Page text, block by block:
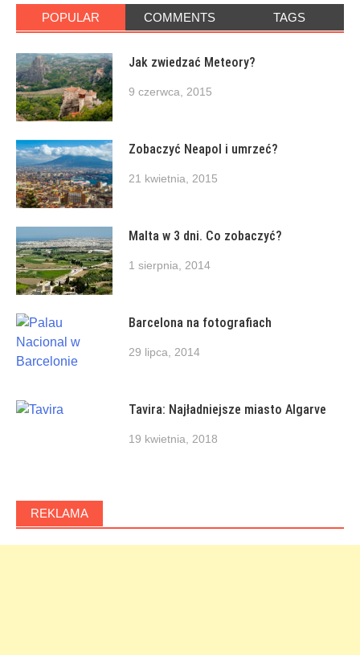
POPULAR COMMENTS TAGS
Jak zwiedzać Meteory?
9 czerwca, 2015
Zobaczyć Neapol i umrzeć?
21 kwietnia, 2015
Malta w 3 dni. Co zobaczyć?
1 sierpnia, 2014
Barcelona na fotografiach
29 lipca, 2014
Tavira: Najładniejsze miasto Algarve
19 kwietnia, 2018
REKLAMA